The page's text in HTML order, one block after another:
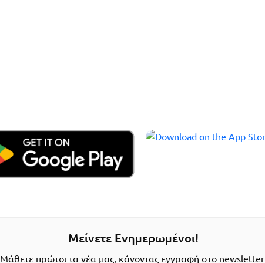
Μείνετε Ενημερωμένοι!
Μάθετε πρώτοι τα νέα μας, κάνοντας εγγραφή στο